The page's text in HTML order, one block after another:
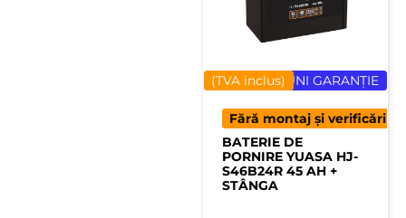
24 LUNI GARANȚIE
(TVA inclus)
Fără montaj și verificări
BATERIE DE
PORNIRE YUASA HJ-
S46B24R 45 AH +
STÂNGA